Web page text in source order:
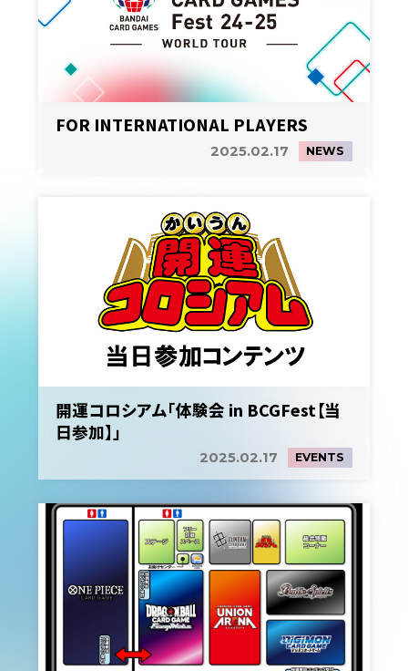
FOR INTERNATIONAL PLAYERS
2025.02.17 NEWS
開運コロシアム「体験会 in BCGFest【当
日参加】」
2025.02.17 EVENTS